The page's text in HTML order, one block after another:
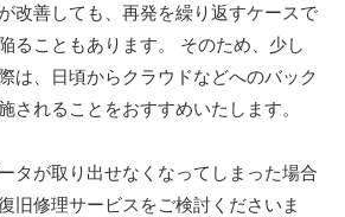
改善しても、再発を繰り返すケースで
ることもあります。 そのため、少し
は、日頃からクラウドなどへのバック
されることをおすすめいたします。
タが取り出せなくなってしまった場合
旧修理サービスをご検討くださいま